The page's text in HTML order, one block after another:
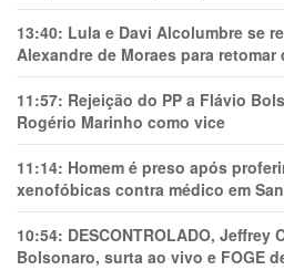
13:40: Lula e Davi Alcolumbre se
Alexandre de Moraes para retomar
11:57: Rejeição do PP a Flávio
Rogério Marinho como vice
11:14: Homem é preso após
xenofóbicas contra médico em
10:54: DESCONTROLADO,
Bolsonaro, surta ao vivo e FOGE